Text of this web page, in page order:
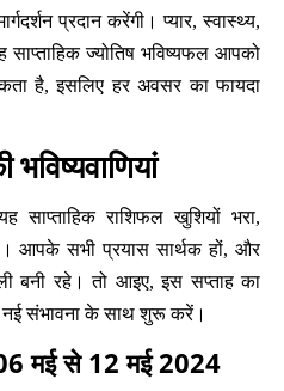
प्रदान करेंगी। प्यार, स्वास्थ्य,
साप्ताहिक ज्योतिष भविष्यफल आपको
है, इसलिए हर अवसर का फायदा
भविष्यवाणियां
राशिफल खुशियों भरा,
आपके सभी प्रयास सार्थक हों, और
बनी रहे। तो आइए, इस सप्ताह का
संभावना के साथ शुरू करें।
06 मई से 12 मई 2024